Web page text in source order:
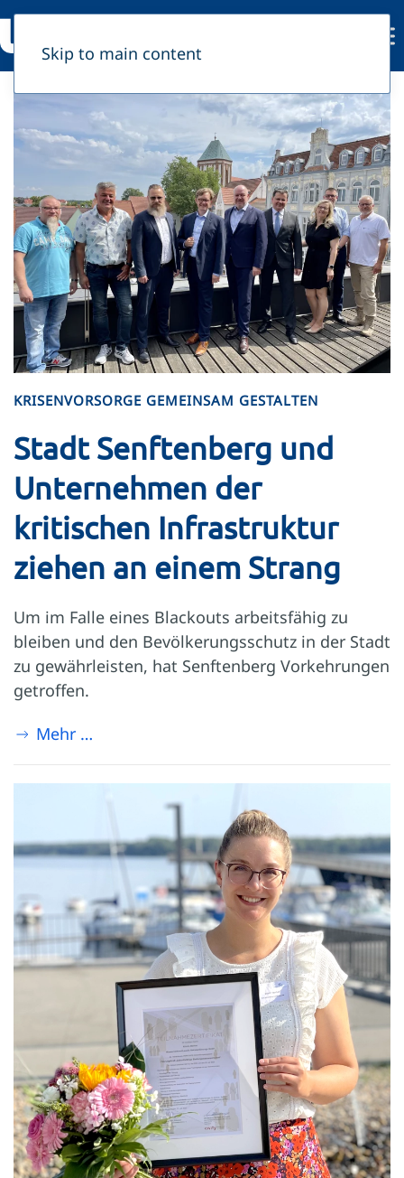
Skip to main content
KRISENVORSORGE GEMEINSAM GESTALTEN
Stadt Senftenberg und
Unternehmen der
kritischen Infrastruktur
ziehen an einem Strang
Um im Falle eines Blackouts arbeitsfähig zu
bleiben und den Bevölkerungsschutz in der Stadt
zu gewährleisten, hat Senftenberg Vorkehrungen
getroffen.
Mehr …